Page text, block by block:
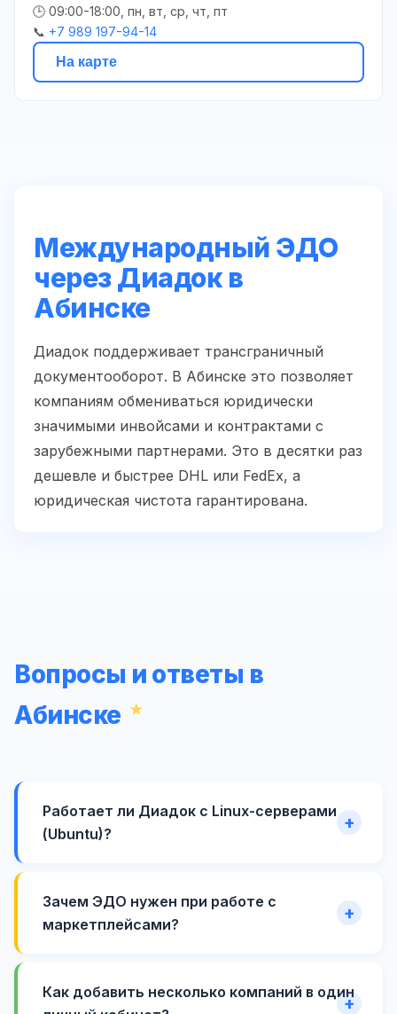
🕒 09:00-18:00, пн, вт, ср, чт, пт
📞 +7 989 197-94-14
На карте
Международный ЭДО
через Диадок в
Абинске
Диадок поддерживает трансграничный
документооборот. В Абинске это позволяет
компаниям обмениваться юридически
значимыми инвойсами и контрактами с
зарубежными партнерами. Это в десятки раз
дешевле и быстрее DHL или FedEx, а
юридическая чистота гарантирована.
Вопросы и ответы в
Абинске
Работает ли Диадок с Linux-серверами
(Ubuntu)?
Зачем ЭДО нужен при работе с
маркетплейсами?
Как добавить несколько компаний в один